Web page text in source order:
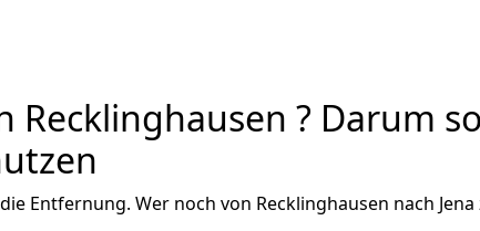
Recklinghausen ? Darum
Entfernung. Wer noch von Recklinghausen nach